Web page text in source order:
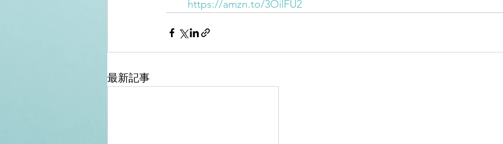
https://amzn.to/3OilFU2
最新記事